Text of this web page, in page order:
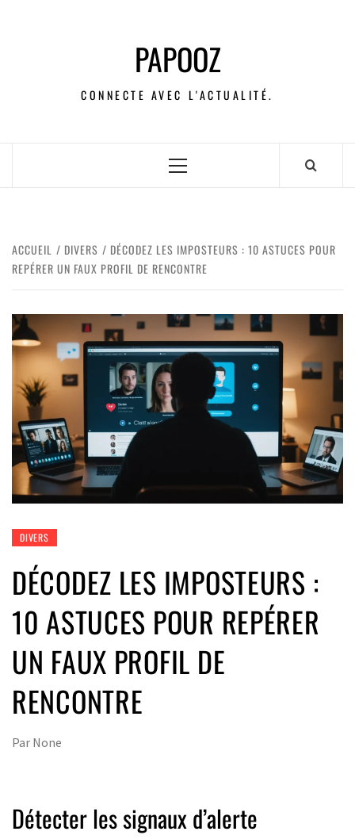
PAPOOZ
CONNECTE AVEC L'ACTUALITÉ.
ACCUEIL DIVERS
DÉCODEZ LES IMPOSTEURS : 10 ASTUCES POUR
REPÉRER UN FAUX PROFIL DE RENCONTRE
DIVERS
DÉCODEZ LES IMPOSTEURS :
10 ASTUCES POUR REPÉRER
UN FAUX PROFIL DE
RENCONTRE
Par None
Détecter les signaux d’alerte